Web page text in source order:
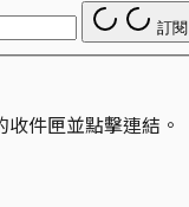
訂閱
件匣並點擊連結。